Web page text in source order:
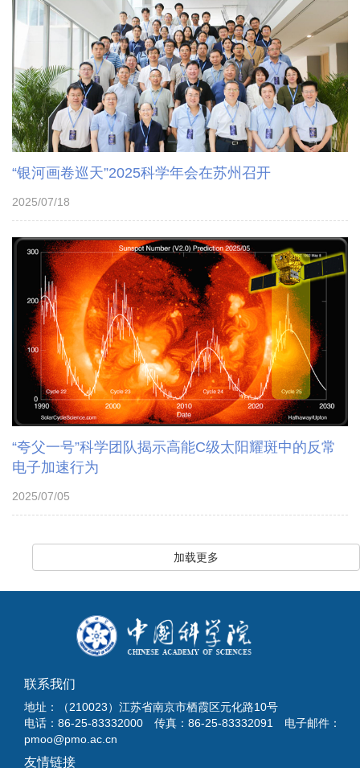
“银河画卷巡天”2025科学年会在苏州召开
2025/07/18
“夸父一号”科学团队揭示高能C级太阳耀斑中的反常
电子加速行为
2025/07/05
加载更多
联系我们
地址：（210023）江苏省南京市栖霞区元化路10号
电话：86-25-83332000 传真：86-25-83332091 电子邮件：
pmoo@pmo.ac.cn
友情链接